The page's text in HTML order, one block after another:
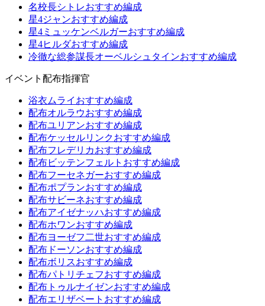
名校長シトレおすすめ編成
星4ジャンおすすめ編成
星4ミュッケンベルガーおすすめ編成
星4ヒルダおすすめ編成
冷徹な総参謀長オーベルシュタインおすすめ編成
イベント配布指揮官
浴衣ムライおすすめ編成
配布オルラウおすすめ編成
配布ユリアンおすすめ編成
配布ケッセルリンクおすすめ編成
配布フレデリカおすすめ編成
配布ビッテンフェルトおすすめ編成
配布フーセネガーおすすめ編成
配布ポプランおすすめ編成
配布サビーネおすすめ編成
配布アイゼナッハおすすめ編成
配布ホワンおすすめ編成
配布ヨーゼフ二世おすすめ編成
配布ドーソンおすすめ編成
配布ボリスおすすめ編成
配布パトリチェフおすすめ編成
配布トゥルナイゼンおすすめ編成
配布エリザベートおすすめ編成